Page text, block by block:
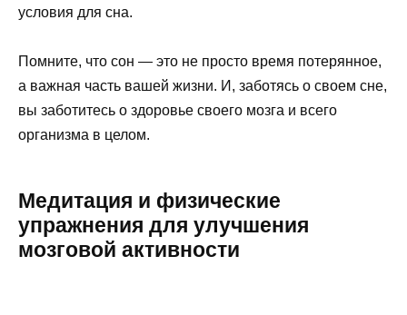
условия для сна.
Помните, что сон — это не просто время потерянное,
а важная часть вашей жизни. И, заботясь о своем сне,
вы заботитесь о здоровье своего мозга и всего
организма в целом.
Медитация и физические
упражнения для улучшения
мозговой активности